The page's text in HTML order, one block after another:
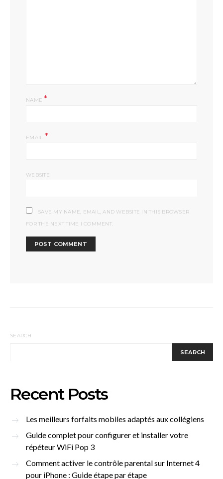
NAME *
EMAIL *
WEBSITE
SAVE MY NAME, EMAIL, AND WEBSITE IN THIS BROWSER
FOR THE NEXT TIME I COMMENT.
SEARCH
SEARCH
Recent Posts
Les meilleurs forfaits mobiles adaptés aux collégiens
Guide complet pour configurer et installer votre
répéteur WiFi Pop 3
Comment activer le contrôle parental sur Internet 4
pour iPhone : Guide étape par étape